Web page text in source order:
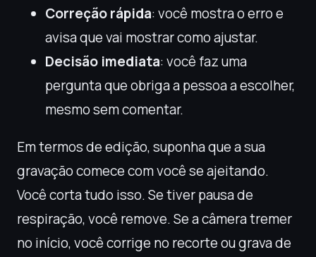
Correção rápida: você mostra o erro e
avisa que vai mostrar como ajustar.
Decisão imediata: você faz uma
pergunta que obriga a pessoa a escolher,
mesmo sem comentar.
Em termos de edição, suponha que a sua
gravação comece com você se ajeitando.
Você corta tudo isso. Se tiver pausa de
respiração, você remove. Se a câmera tremer
no início, você corrige no recorte ou grava de